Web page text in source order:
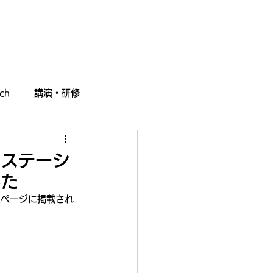
講演・研修
テーシ
ージに掲載され